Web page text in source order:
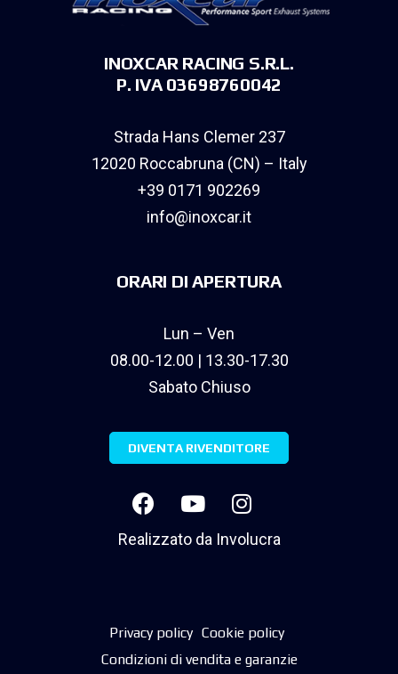
INOXCAR RACING S.R.L.
P. IVA 03698760042
Strada Hans Clemer 237
12020 Roccabruna (CN) – Italy
+39 0171 902269
info@inoxcar.it
ORARI DI APERTURA
Lun – Ven
08.00-12.00 | 13.30-17.30
Sabato Chiuso
DIVENTA RIVENDITORE
Realizzato da Involucra
Privacy policy Cookie policy
Condizioni di vendita e garanzie